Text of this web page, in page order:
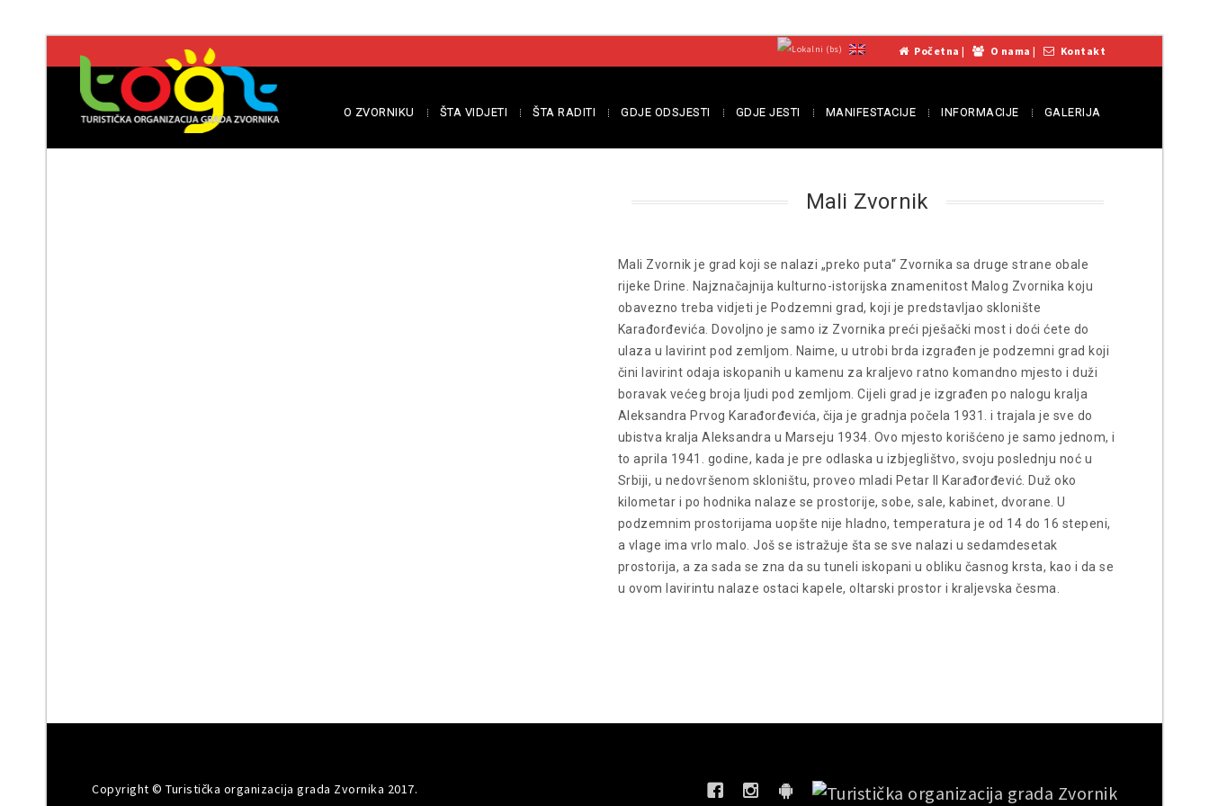
Početna | O nama | Kontakt
O ZVORNIKU ŠTA VIDJETI ŠTA RADITI GDJE ODSJESTI GDJE JESTI MANIFESTACIJE INFORMACIJE GALERIJA
Mali Zvornik
Mali Zvornik je grad koji se nalazi „preko puta“ Zvornika sa druge strane obale
rijeke Drine. Najznačajnija kulturno-istorijska znamenitost Malog Zvornika koju
obavezno treba vidjeti je Podzemni grad, koji je predstavljao sklonište
Karađorđevića. Dovoljno je samo iz Zvornika preći pješački most i doći ćete do
ulaza u lavirint pod zemljom. Naime, u utrobi brda izgrađen je podzemni grad koji
čini lavirint odaja iskopanih u kamenu za kraljevo ratno komandno mjesto i duži
boravak većeg broja ljudi pod zemljom. Cijeli grad je izgrađen po nalogu kralja
Aleksandra Prvog Karađorđevića, čija je gradnja počela 1931. i trajala je sve do
ubistva kralja Aleksandra u Marseju 1934. Ovo mjesto korišćeno je samo jednom, i
to aprila 1941. godine, kada je pre odlaska u izbjeglištvo, svoju poslednju noć u
Srbiji, u nedovršenom skloništu, proveo mladi Petar II Karađorđević. Duž oko
kilometar i po hodnika nalaze se prostorije, sobe, sale, kabinet, dvorane. U
podzemnim prostorijama uopšte nije hladno, temperatura je od 14 do 16 stepeni,
a vlage ima vrlo malo. Još se istražuje šta se sve nalazi u sedamdesetak
prostorija, a za sada se zna da su tuneli iskopani u obliku časnog krsta, kao i da se
u ovom lavirintu nalaze ostaci kapele, oltarski prostor i kraljevska česma.
Copyright © Turistička organizacija grada Zvornika 2017.